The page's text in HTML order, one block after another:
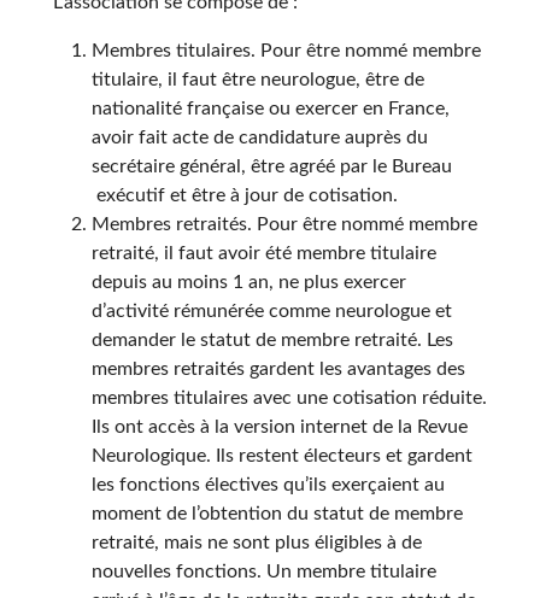
Membres titulaires. Pour être nommé membre
titulaire, il faut être neurologue, être de
nationalité française ou exercer en France,
avoir fait acte de candidature auprès du
secrétaire général, être agréé par le Bureau
exécutif et être à jour de cotisation.
Membres retraités. Pour être nommé membre
retraité, il faut avoir été membre titulaire
depuis au moins 1 an, ne plus exercer
d’activité rémunérée comme neurologue et
demander le statut de membre retraité. Les
membres retraités gardent les avantages des
membres titulaires avec une cotisation réduite.
Ils ont accès à la version internet de la Revue
Neurologique. Ils restent électeurs et gardent
les fonctions électives qu’ils exerçaient au
moment de l’obtention du statut de membre
retraité, mais ne sont plus éligibles à de
nouvelles fonctions. Un membre titulaire